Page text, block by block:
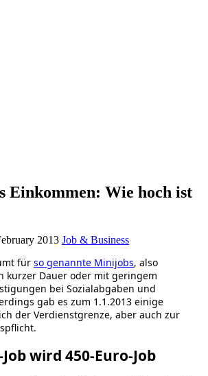
Einkommen: Wie hoch ist
2013 Job & Business
für so genannte Minijobs, also
kurzer Dauer oder mit geringem
bei Sozialabgaben und
gab es zum 1.1.2013 einige
der Verdienstgrenze, aber auch zur
wird 450-Euro-Job